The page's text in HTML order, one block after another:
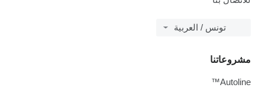
تونس / العربية
مشروعاتنا
Autoline™